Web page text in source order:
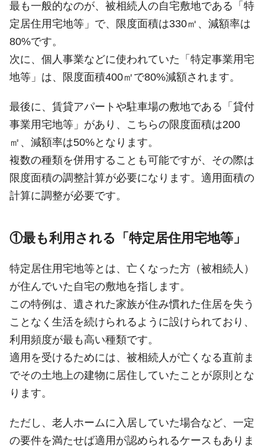
最も一般的なのが、被相続人の自宅敷地である「特
定居住用宅地等」で、限度面積は330㎡、減額率は
80%です。
次に、個人事業などに使われていた「特定事業用宅
地等」は、限度面積400㎡で80%減額されます。
最後に、賃貸アパートや駐車場の敷地である「貸付
事業用宅地等」があり、こちらの限度面積は200
㎡、減額率は50%となります。
複数の種類を併用することも可能ですが、その際は
限度面積の調整計算が必要になります。適用面積の
計算に調整が必要です。
①最も利用される「特定居住用宅地等」
特定居住用宅地等とは、亡くなった方（被相続人）
が住んでいた自宅の敷地を指します。
この特例は、遺された家族が住み慣れた住居を失う
ことなく生活を続けられるように設けられており、
利用頻度が最も高い種類です。
適用を受けるためには、被相続人が亡くなる直前ま
でその土地上の建物に居住していたことが原則とな
ります。
ただし、老人ホームに入居していた場合など、一定
の要件を満たせば適用が認められるケースもありま